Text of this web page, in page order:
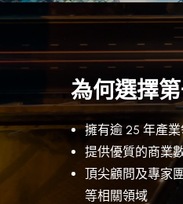
為何選擇
擁有逾 25 年產
提供優質的商業
頂尖顧問及專家
等相關領域